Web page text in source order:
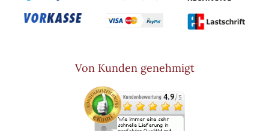
Von Kunden genehmigt